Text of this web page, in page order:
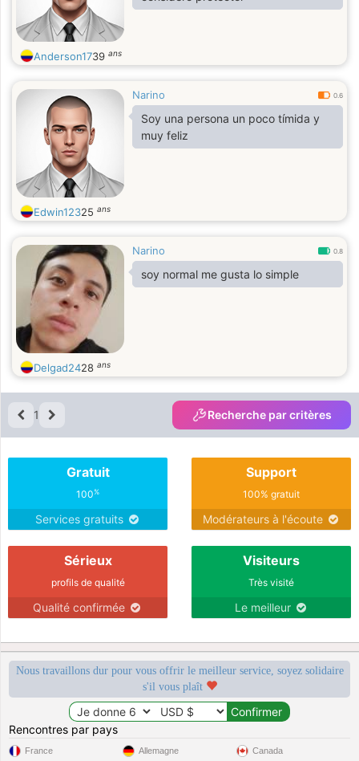
Anderson1739 ans
Narino 0.6
Soy una persona un poco tímida y
muy feliz
Edwin12325 ans
Narino 0.8
soy normal me gusta lo simple
Delgad2428 ans
1 Recherche par critères
Gratuit
100%
Services gratuits
Support
100% gratuit
Modérateurs à l'écoute
Sérieux
profils de qualité
Qualité confirmée
Visiteurs
Très visité
Le meilleur
Nous travaillons dur pour vous offrir le meilleur service, soyez solidaire
s'il vous plaît
Rencontres par pays
France Allemagne Canada